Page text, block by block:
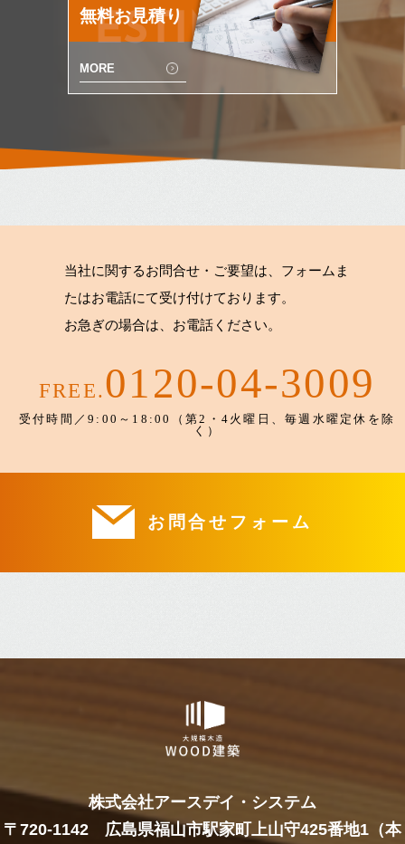
ESTIMATE
無料お見積り
MORE
当社に関するお問合せ・ご要望は、フォームま
たはお電話にて受け付けております。
お急ぎの場合は、お電話ください。
FREE.0120-04-3009
受付時間／9:00～18:00（第2・4火曜日、毎週水曜定休を除
く）
お問合せフォーム
株式会社アースデイ・システム
〒720-1142 広島県福山市駅家町上山守425番地1（本